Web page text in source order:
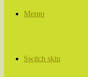
Меню
Switch skin